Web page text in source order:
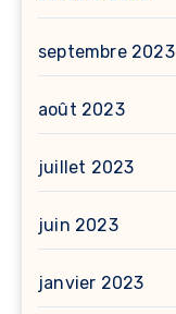
septembre 2023
août 2023
juillet 2023
juin 2023
janvier 2023